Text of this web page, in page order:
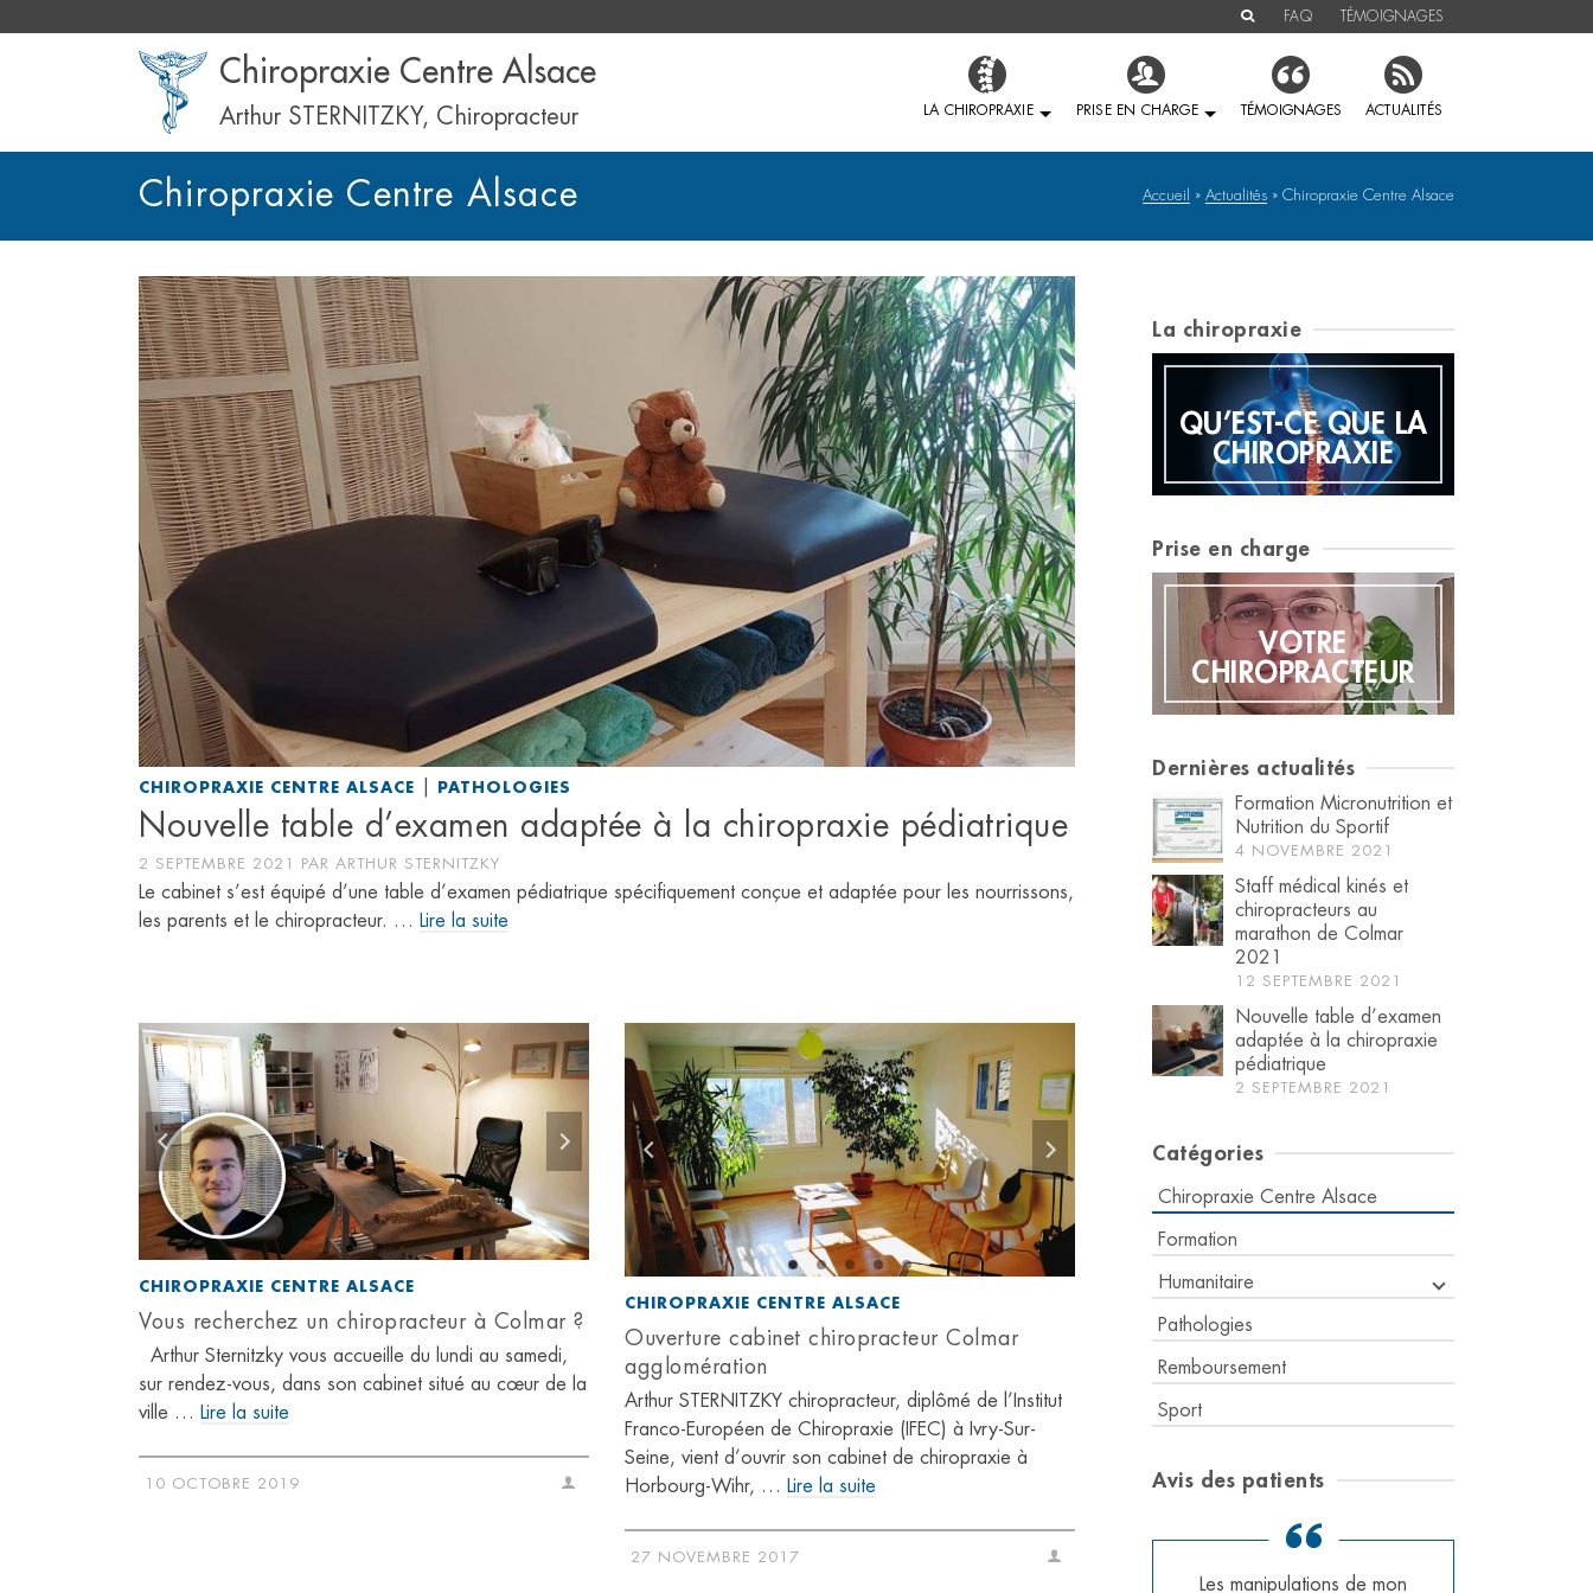
FAQ TÉMOIGNAGES
Chiropraxie Centre Alsace
Arthur STERNITZKY, Chiropracteur LA CHIROPRAXIE PRISE EN CHARGE TÉMOIGNAGES ACTUALITÉS
Chiropraxie Centre Alsace Accueil » Actualités » Chiropraxie Centre Alsace
CHIROPRAXIE CENTRE ALSACE PATHOLOGIES
Nouvelle table d’examen adaptée à la chiropraxie pédiatrique
2 SEPTEMBRE 2021 PAR ARTHUR STERNITZKY
Le cabinet s’est équipé d’une table d’examen pédiatrique spécifiquement conçue et adaptée pour les nourrissons,
les parents et le chiropracteur. … Lire la suite
CHIROPRAXIE CENTRE ALSACE
Vous recherchez un chiropracteur à Colmar ?
Arthur Sternitzky vous accueille du lundi au samedi,
sur rendez-vous, dans son cabinet situé au cœur de la
ville … Lire la suite
10 OCTOBRE 2019
CHIROPRAXIE CENTRE ALSACE
Ouverture cabinet chiropracteur Colmar
agglomération
Arthur STERNITZKY chiropracteur, diplômé de l’Institut
Franco-Européen de Chiropraxie (IFEC) à Ivry-Sur-
Seine, vient d’ouvrir son cabinet de chiropraxie à
Horbourg-Wihr, … Lire la suite
27 NOVEMBRE 2017
La chiropraxie
HISTORIQUE
QU’EST-CE QUE LA
CHIROPRAXIE
Prise en charge
CHIROPRACTEUR
COLMAR
VOTRE
CHIROPRACTEUR
Dernières actualités
Formation Micronutrition et
Nutrition du Sportif
4 NOVEMBRE 2021
Staff médical kinés et
chiropracteurs au
marathon de Colmar
2021
12 SEPTEMBRE 2021
Nouvelle table d’examen
adaptée à la chiropraxie
pédiatrique
2 SEPTEMBRE 2021
Catégories
Chiropraxie Centre Alsace
Formation
Humanitaire
Pathologies
Remboursement
Sport
Avis des patients
Les manipulations de mon